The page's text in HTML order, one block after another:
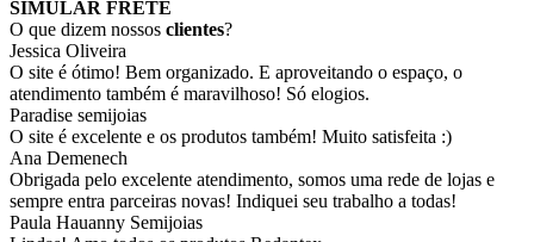
SIMULAR FRETE
O que dizem nossos clientes?
Jessica Oliveira
O site é ótimo! Bem organizado. E aproveitando o espaço, o
atendimento também é maravilhoso! Só elogios.
Paradise semijoias
O site é excelente e os produtos também! Muito satisfeita :)
Ana Demenech
Obrigada pelo excelente atendimento, somos uma rede de lojas e
sempre entra parceiras novas! Indiquei seu trabalho a todas!
Paula Hauanny Semijoias